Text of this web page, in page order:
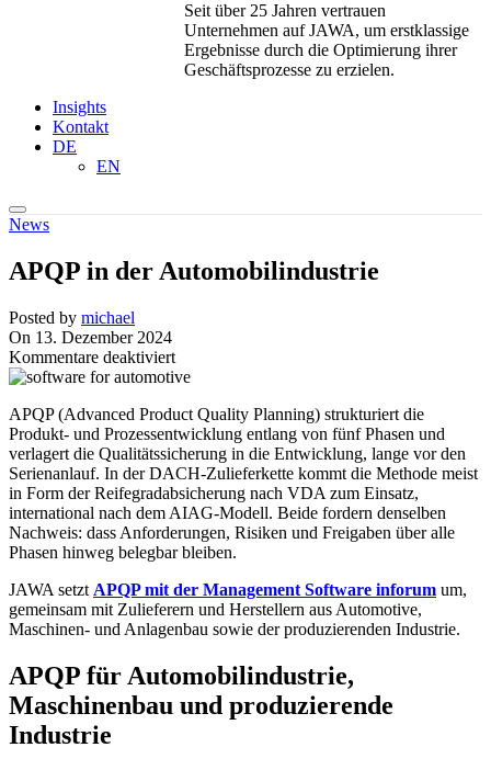
Seit über 25 Jahren vertrauen
Unternehmen auf JAWA, um erstklassige
Ergebnisse durch die Optimierung ihrer
Geschäftsprozesse zu erzielen.
Insights
Kontakt
DE
EN
News
APQP in der Automobilindustrie
Posted by michael
On 13. Dezember 2024
Kommentare deaktiviertfür
APQP
der
Automobilindustrie
APQP (Advanced Product Quality Planning) strukturiert die
Produkt- und Prozessentwicklung entlang von fünf Phasen und
verlagert die Qualitätssicherung in die Entwicklung, lange vor den
Serienanlauf. In der DACH-Zulieferkette kommt die Methode meist
in Form der Reifegradabsicherung nach VDA zum Einsatz,
international nach dem AIAG-Modell. Beide fordern denselben
Nachweis: dass Anforderungen, Risiken und Freigaben über alle
Phasen hinweg belegbar bleiben.
JAWA setzt APQP mit der Management Software inforum um,
gemeinsam mit Zulieferern und Herstellern aus Automotive,
Maschinen- und Anlagenbau sowie der produzierenden Industrie.
APQP für Automobil­­industrie,
Maschinenbau und produzierende
Industrie